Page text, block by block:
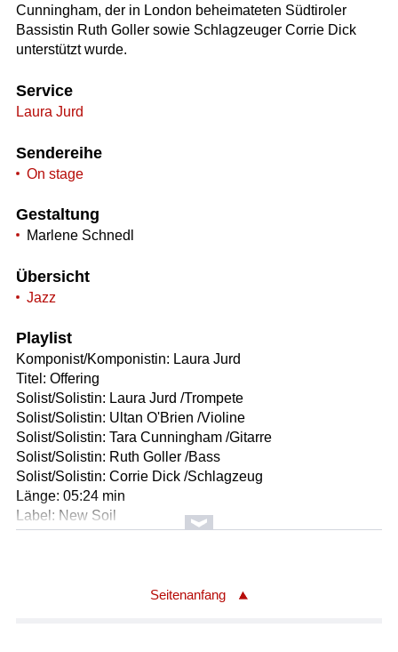
Cunningham, der in London beheimateten Südtiroler
Bassistin Ruth Goller sowie Schlagzeuger Corrie Dick
unterstützt wurde.
Service
Laura Jurd
Sendereihe
On stage
Gestaltung
Marlene Schnedl
Übersicht
Jazz
Playlist
Komponist/Komponistin: Laura Jurd
Titel: Offering
Solist/Solistin: Laura Jurd /Trompete
Solist/Solistin: Ultan O'Brien /Violine
Solist/Solistin: Tara Cunningham /Gitarre
Solist/Solistin: Ruth Goller /Bass
Solist/Solistin: Corrie Dick /Schlagzeug
Länge: 05:24 min
Label: New Soil
Solist/Solistin: Laura Jurd /Trompete
Seitenanfang